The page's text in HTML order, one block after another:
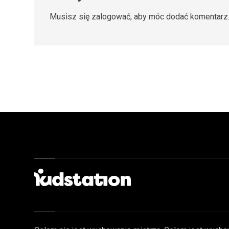
Musisz się zalogować, aby móc dodać